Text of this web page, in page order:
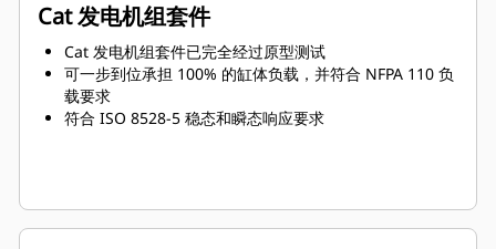
Cat 发电机组套件
Cat 发电机组套件已完全经过原型测试
可一步到位承担 100% 的缸体负载，并符合 NFPA 110 负
载要求
符合 ISO 8528-5 稳态和瞬态响应要求